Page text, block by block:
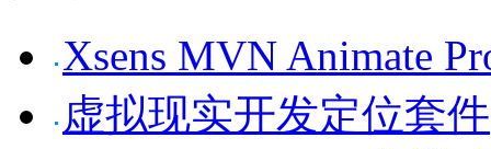
Xsens MVN Animate
虚拟现实开发定位套件